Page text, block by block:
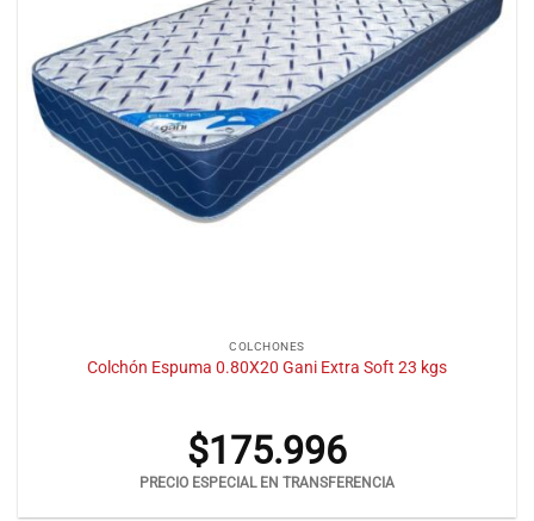
COLCHONES
Colchón Espuma 0.80X20 Gani Extra Soft 23 kgs
$175.996
PRECIO ESPECIAL EN TRANSFERENCIA